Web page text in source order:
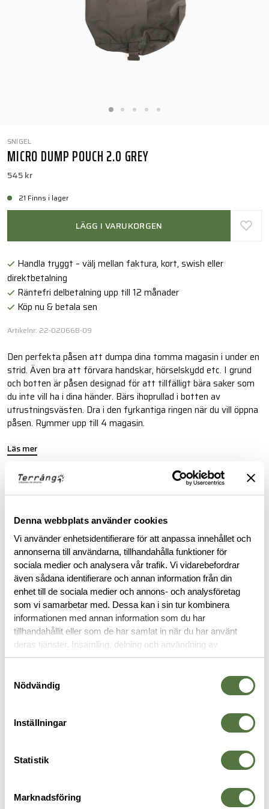
Denna webbplats använder cookies
Vi använder enhetsidentifierare för att anpassa innehållet och
annonserna till användarna, tillhandahålla funktioner för
sociala medier och analysera vår trafik. Vi vidarebefordrar
även sådana identifierare och annan information från din
enhet till de sociala medier och annons- och analysföretag
som vi samarbetar med. Dessa kan i sin tur kombinera
informationen med annan information som du har
tillhandahållit eller som de har samlat in när du har använt
deras tjänster. Insamling, delning och användning av
personuppgifter kan användas för personalisering av
Nödvändig
Inställningar
Statistik
Marknadsföring
SNIGEL
MICRO DUMP POUCH 2.0 GREY
545 kr
21 Finns i lager
LÄGG I VARUKORGEN
Handla tryggt – välj mellan faktura, kort, swish eller
direktbetalning
Räntefri delbetalning upp till 12 månader
Köp nu & betala sen
Artikelnr: 22-02066B-09
Den perfekta påsen att dumpa dina tomma magasin i under en
strid. Även bra att förvara handskar, hörselskydd etc. I grund
och botten är påsen designad för att tillfälligt bära saker som
du inte vill ha i dina händer. Bärs ihoprullad i botten av
utrustningsvästen. Dra i den fyrkantiga ringen när du vill öppna
påsen. Rymmer upp till 4 magasin.
Läs mer
BESKRIVNING
RECENSIONER
OM VARUMÄRKET
FICKOR & HÅLLARE
Tac Pouch 1 Black
Triple AK47 Swift-Clip™ Placard,